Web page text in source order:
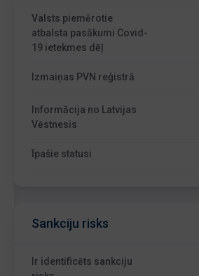
Valsts piemērotie
atbalsta pasākumi Covid-
19 ietekmes dēļ
Izmaiņas PVN reģistrā
Informācija no Latvijas
Vēstnesis
Īpašie statusi
Sankciju risks
Ir identificēts sankciju